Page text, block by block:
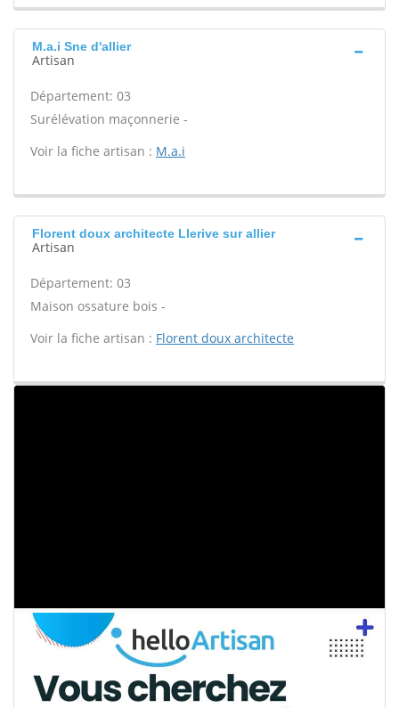
M.a.i Sne d'allier
Artisan
Département: 03
Surélévation maçonnerie -
Voir la fiche artisan : M.a.i
Florent doux architecte Llerive sur allier
Artisan
Département: 03
Maison ossature bois -
Voir la fiche artisan : Florent doux architecte